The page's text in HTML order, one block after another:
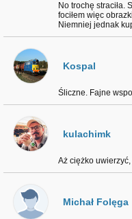
No trochę straciła.
fociłem więc
Niemniej jednak
Kospal
Śliczne. Fajne
kulachimk
Aż ciężko
Michał Folęga